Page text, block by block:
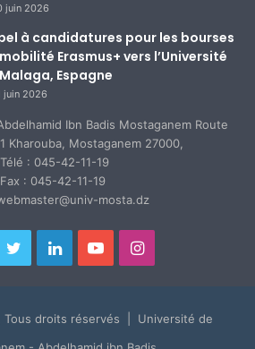
juin 2026
à candidatures pour les bourses
Erasmus+ vers l’Université
Espagne
juin 2026
Ibn Badis Mostaganem Route
Kharouba, Mostaganem 27000,
Télé : 045-42-11-19
Fax : 045-42-11-19
mosta.dz
TwitterLinkedinYouTubeInstagram
Tous droits réservés | Université de